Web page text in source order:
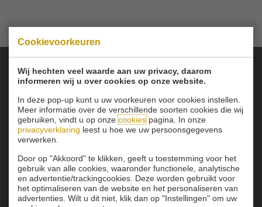
Cookievoorkeuren
Wij hechten veel waarde aan uw privacy, daarom
informeren wij u over cookies op onze website.
In deze pop-up kunt u uw voorkeuren voor cookies instellen.
Meer informatie over de verschillende soorten cookies die wij
gebruiken, vindt u op onzecookiespagina. In onze
privacyverklaring leest u hoe we uw persoonsgegevens
verwerken.
Door op "Akkoord" te klikken, geeft u toestemming voor het
gebruik van alle cookies, waaronder functionele, analytische
en advertentie/trackingcookies. Deze worden gebruikt voor
het optimaliseren van de website en het personaliseren van
advertenties. Wilt u dit niet, klik dan op "Instellingen" om uw
Onze sponsoren: